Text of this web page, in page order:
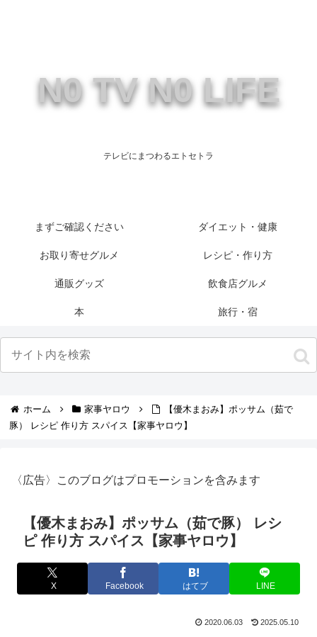
N0 TV N0 LIFE
テレビにまつわるエトセトラ
まずご確認ください ダイエット・健康
お取り寄せグルメ レシピ・作り方
通販グッズ 飲食店グルメ
本 旅行・宿
ホーム 家事ヤロウ
【優木まおみ】ポッサム（茹で
豚） レシピ 作り方 スパイス【家事ヤロウ】
〈広告〉このブログはプロモーションを含みます
【優木まおみ】ポッサム（茹で豚） レシ
ピ 作り方 スパイス【家事ヤロウ】
X Facebook はてブ LINE
2020.06.03 2025.05.10